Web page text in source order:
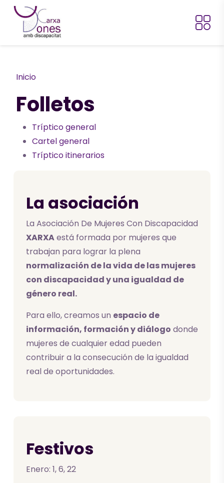
Pasar al contenido principal
Ruta de navegación
Inicio
Folletos
Tríptico general
Cartel general
Tríptico itinerarios
La asociación
La Asociación De Mujeres Con Discapacidad
XARXAestá formada por mujeres que
trabajan para lograr la plena
normalización de la vida de las mujeres
con discapacidad y una igualdad de
género real.
Para ello, creamos un espacio de
información, formación y diálogo donde
mujeres de cualquier edad pueden
contribuir a la consecución de la igualdad
real de oportunidades.
Festivos
Enero: 1, 6, 22